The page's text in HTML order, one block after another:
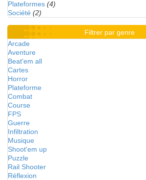
Plateformes (4)
Société (2)
Filtrer par genre
Arcade
Aventure
Beat'em all
Cartes
Horror
Plateforme
Combat
Course
FPS
Guerre
Infiltration
Musique
Shoot'em up
Puzzle
Rail Shooter
Réflexion